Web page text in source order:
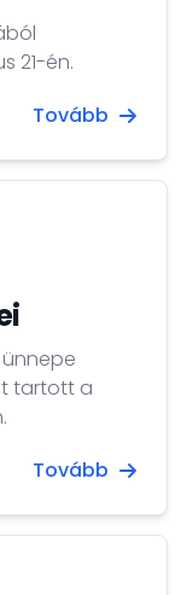
21-én.
Tovább
tartott a
Tovább